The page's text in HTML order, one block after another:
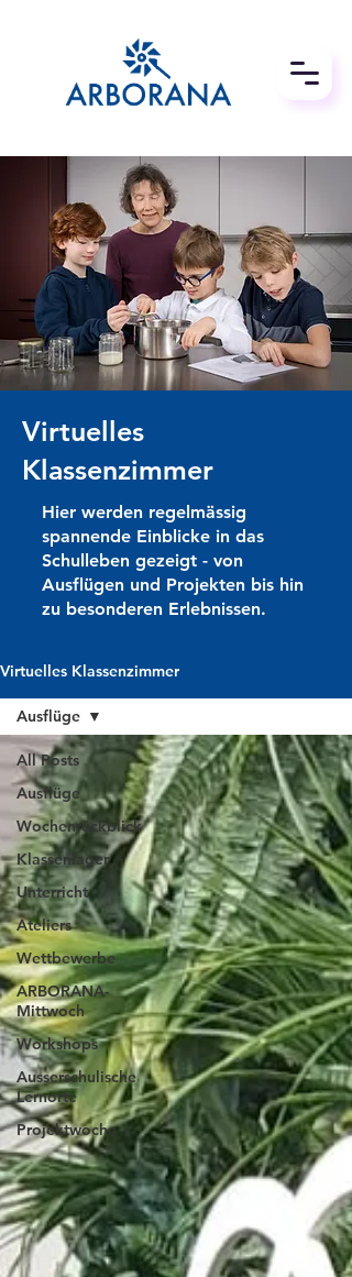
Virtuelles
Klassenzimmer
Hier werden regelmässig
spannende Einblicke in das
Schulleben gezeigt - von
Ausflügen und Projekten bis hin
zu besonderen Erlebnissen.
Virtuelles Klassenzimmer
All Posts
Ausflüge
Wochenrückblick
Klassenlager
Unterricht
Ateliers
Wettbewerbe
ARBORANA-
Mittwoch
Workshops
Ausserschulische
Lernorte
Projektwoche
Ausflüge